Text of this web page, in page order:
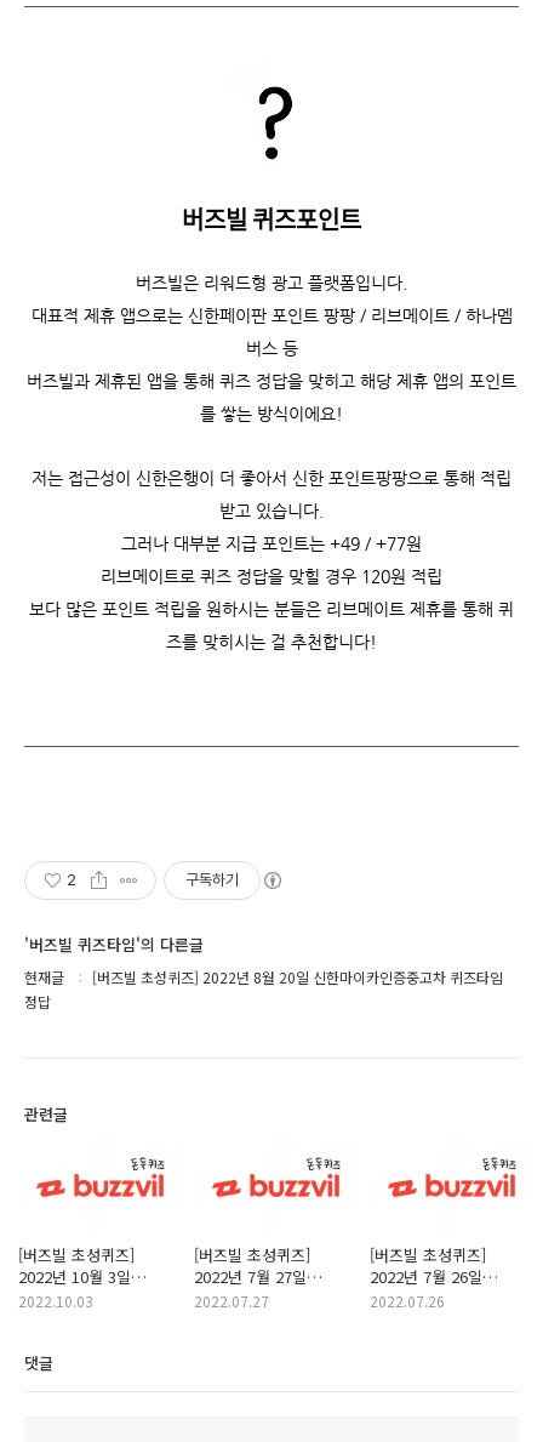
버즈빌 퀴즈포인트
버즈빌은 리워드형 광고 플랫폼입니다.
대표적 제휴 앱으로는 신한페이판 포인트 팡팡 / 리브메이트 / 하나멤
버스 등
버즈빌과 제휴된 앱을 통해 퀴즈 정답을 맞히고 해당 제휴 앱의 포인트
를 쌓는 방식이에요!
저는 접근성이 신한은행이 더 좋아서 신한 포인트팡팡으로 통해 적립
받고 있습니다.
그러나 대부분 지급 포인트는 +49 / +77원
리브메이트로 퀴즈 정답을 맞힐 경우 120원 적립
보다 많은 포인트 적립을 원하시는 분들은 리브메이트 제휴를 통해 퀴
즈를 맞히시는 걸 추천합니다!
2 구독하기
'버즈빌 퀴즈타임'의 다른글
현재글
[버즈빌 초성퀴즈] 2022년 8월 20일 신한마이카인증중고차 퀴즈타임
정답
관련글
[버즈빌 초성퀴즈]
2022년 10월 3일
JMW봉고데기 퀴즈타임
2022.10.03
[버즈빌 초성퀴즈]
2022년 7월 27일
덴프스10주년 퀴즈타임
2022.07.27
[버즈빌 초성퀴즈]
2022년 7월 26일
현대해상다이렉트
2022.07.26
댓글